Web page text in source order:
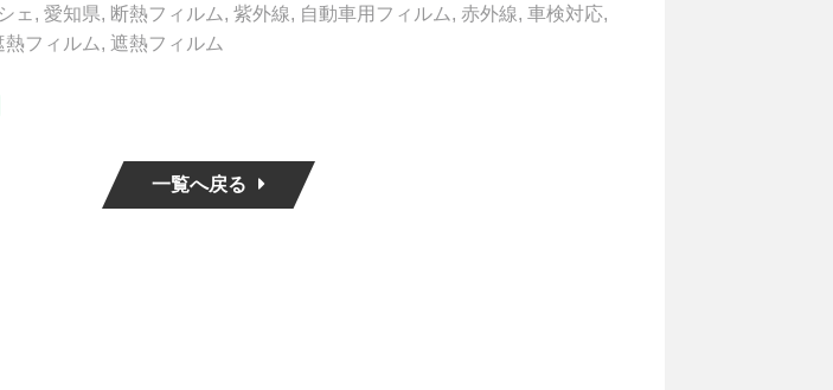
ェ , 愛知県, 断熱フィルム, 紫外線, 自動車用フィルム, 赤外線, 車検対応,
熱フィルム, 遮熱フィルム
一覧へ戻る